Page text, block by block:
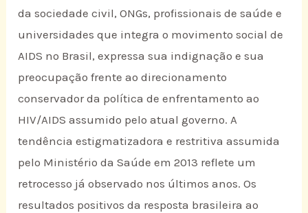
da sociedade civil, ONGs, profissionais de saúde e
universidades que integra o movimento social de
AIDS no Brasil, expressa sua indignação e sua
preocupação frente ao direcionamento
conservador da política de enfrentamento ao
HIV/AIDS assumido pelo atual governo. A
tendência estigmatizadora e restritiva assumida
pelo Ministério da Saúde em 2013 reflete um
retrocesso já observado nos últimos anos. Os
resultados positivos da resposta brasileira ao